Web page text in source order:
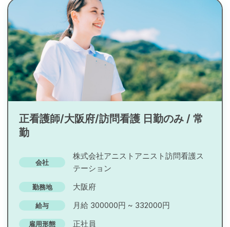
正看護師/大阪府/訪問看護 日勤のみ / 常
勤
会社
株式会社アニストアニスト訪問看護ス
テーション
勤務地 大阪府
給与 月給 300000円 ~ 332000円
雇用形態 正社員